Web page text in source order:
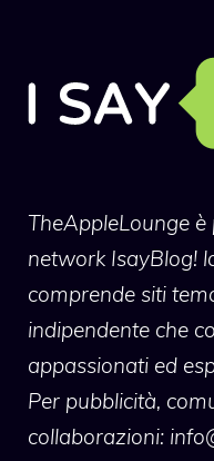
TheAppleLounge è
network IsayBlog!
comprende siti
indipendente che
appassionati ed
Per pubblicità,
collaborazioni: